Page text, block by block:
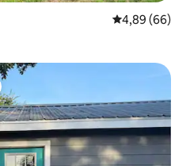
Évaluation
4,89 (66)